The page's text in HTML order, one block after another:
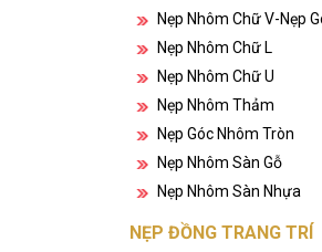
Nẹp Nhôm Chữ V-Nẹp
Nẹp Nhôm Chữ L
Nẹp Nhôm Chữ U
Nẹp Nhôm Thảm
Nẹp Góc Nhôm Tròn
Nẹp Nhôm Sàn Gỗ
Nẹp Nhôm Sàn Nhựa
NẸP ĐỒNG TRANG TRÍ